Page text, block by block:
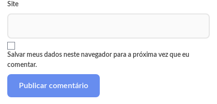
Site
Salvar meus dados neste navegador para a próxima vez que eu
comentar.